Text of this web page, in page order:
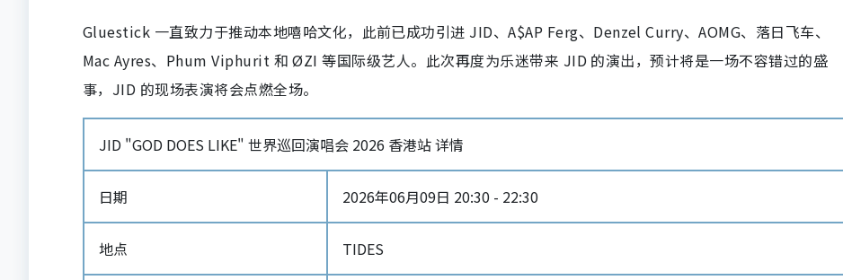
Gluestick 一直致力于推动本地嘻哈文化，此前已成功引进 JID、A$AP Ferg、Denzel Curry、AOMG、落日飞车、
Mac Ayres、Phum Viphurit 和 ØZI 等国际级艺人。此次再度为乐迷带来 JID 的演出，预计将是一场不容错过的盛
事，JID 的现场表演将会点燃全场。
JID "GOD DOES LIKE" 世界巡回演唱会 2026 香港站 详情
日期 2026年06月09日 20:30 - 22:30
地点 TIDES